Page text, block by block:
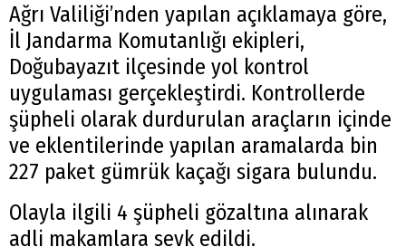
Ağrı Valiliği’nden yapılan açıklamaya göre,
İl Jandarma Komutanlığı ekipleri,
Doğubayazıt ilçesinde yol kontrol
uygulaması gerçekleştirdi. Kontrollerde
şüpheli olarak durdurulan araçların içinde
ve eklentilerinde yapılan aramalarda bin
227 paket gümrük kaçağı sigara bulundu.
Olayla ilgili 4 şüpheli gözaltına alınarak
adli makamlara sevk edildi.